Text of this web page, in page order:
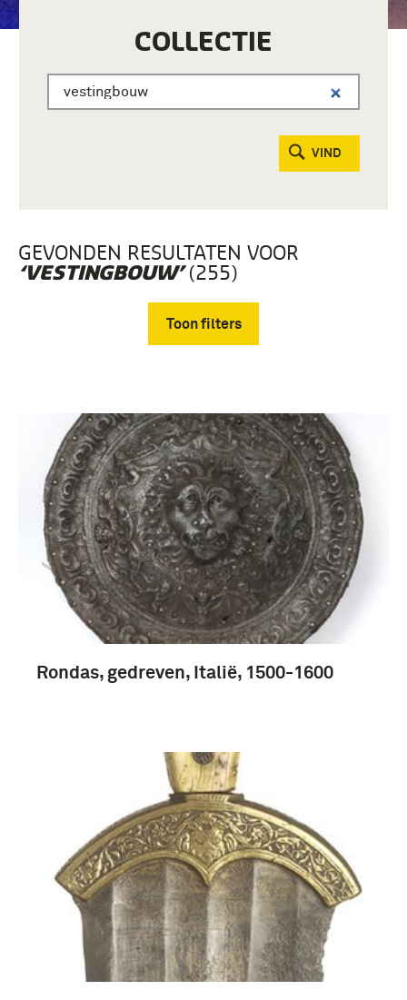
COLLECTIE
VIND
GEVONDEN RESULTATEN VOOR
‘VESTINGBOUW’(255)
Toon filters
boek (126)
Oude drukken, Geheugen van Nederland (86)
handschrift (7)
rapport (3)
Meer
1751-1800 (17)
1851-1900 (14)
1901-1950 (8)
Meer
Rondas, gedreven, Italië, 1500-1600